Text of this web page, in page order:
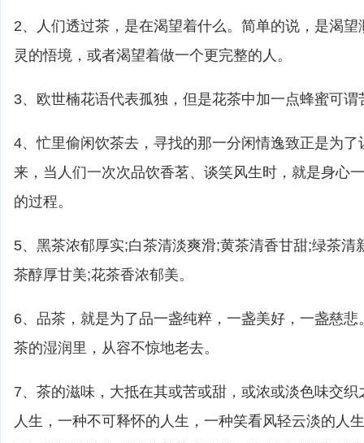
2、人们透过茶，是在渴望着什么。简单的说，是渴
灵的悟境，或者渴望着做一个更完整的人。
3、欧世楠花语代表孤独，但是花茶中加一点蜂蜜可谓
4、忙里偷闲饮茶去，寻找的那一分闲情逸致正是为
来，当人们一次次品饮香茗、谈笑风生时，就是身心
的过程。
5、黑茶浓郁厚实;白茶清淡爽滑;黄茶清香甘甜;绿茶清
茶醇厚甘美;花茶香浓郁美。
6、品茶，就是为了品一盏纯粹，一盏美好，一盏慈
茶的湿润里，从容不惊地老去。
7、茶的滋味，大抵在其或苦或甜，或浓或淡色味交
人生，一种不可释怀的人生，一种笑看风轻云淡的人